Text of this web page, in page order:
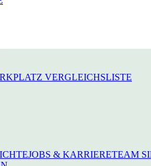
VERGLEICHSLISTE
JOBS & KARRIERETEAM